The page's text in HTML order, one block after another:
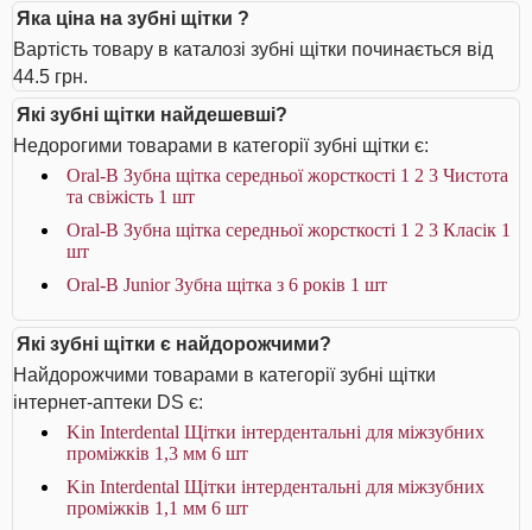
Яка ціна на зубні щітки ?
Вартість товару в каталозі зубні щітки починається від
44.5 грн.
Які зубні щітки найдешевші?
Недорогими товарами в категорії зубні щітки є:
Oral-B Зубна щітка середньої жорсткості 1 2 3 Чистота
та свіжість 1 шт
Oral-B Зубна щітка середньої жорсткості 1 2 3 Класік 1
шт
Oral-B Junior Зубна щітка з 6 років 1 шт
Які зубні щітки є найдорожчими?
Найдорожчими товарами в категорії зубні щітки
інтернет-аптеки DS є:
Kin Interdental Щітки інтердентальні для міжзубних
проміжків 1,3 мм 6 шт
Kin Interdental Щітки інтердентальні для міжзубних
проміжків 1,1 мм 6 шт